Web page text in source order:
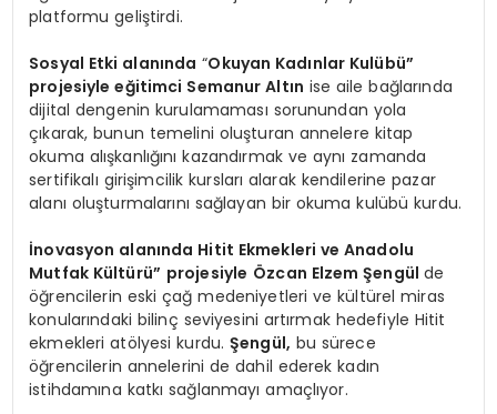
platformu geliştirdi.
Sosyal Etki alanında “Okuyan Kadınlar Kulübü”
projesiyle eğitimci Semanur Altın ise aile bağlarında
dijital dengenin kurulamaması sorunundan yola
çıkarak, bunun temelini oluşturan annelere kitap
okuma alışkanlığını kazandırmak ve aynı zamanda
sertifikalı girişimcilik kursları alarak kendilerine pazar
alanı oluşturmalarını sağlayan bir okuma kulübü kurdu.
İnovasyon alanında Hitit Ekmekleri ve Anadolu
Mutfak Kültürü” projesiyle Özcan Elzem Şengül de
öğrencilerin eski çağ medeniyetleri ve kültürel miras
konularındaki bilinç seviyesini artırmak hedefiyle Hitit
ekmekleri atölyesi kurdu. Şengül, bu sürece
öğrencilerin annelerini de dahil ederek kadın
istihdamına katkı sağlanmayı amaçlıyor.